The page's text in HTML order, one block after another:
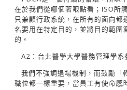
在於我們從哪個著眼點看；ISO所
只兼顧行政系統，在所有的面向都
名要用在特定目的，並將目的範圍
的。
A2：台北醫學大學醫務管理學系
我們不強調退場機制，而鼓勵「
職位都一樣重要，當員工有使命感